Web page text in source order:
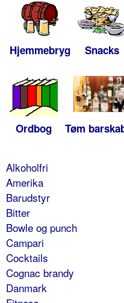
Hjemmebryg Snacks
Ordbog Tøm
Alkoholfri
Amerika
Barudstyr
Bitter
Bowle og punch
Campari
Cocktails
Cognac brandy
Danmark